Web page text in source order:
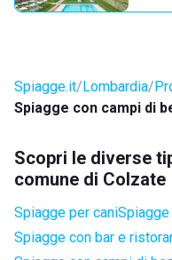
Spiagge.it Lombardia
Spiagge con campi di
Scopri le diverse
comune di Colzate
Spiagge per cani
Spiagge con bar e